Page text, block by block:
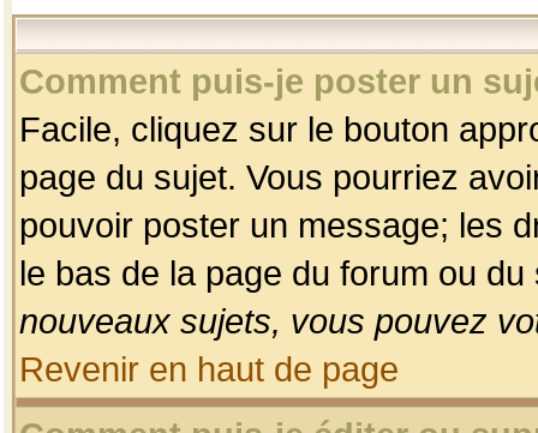
Comment puis-je poster un
Facile, cliquez sur le bouton
page du sujet. Vous pourriez
pouvoir poster un message; les
le bas de la page du forum ou
nouveaux sujets, vous pouvez
Revenir en haut de page